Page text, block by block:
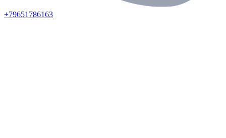
+79651786163